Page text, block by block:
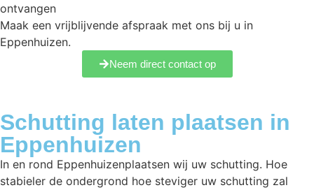
ontvangen
Maak een vrijblijvende afspraak met ons bij u in
Eppenhuizen.
Neem direct contact op
Schutting laten plaatsen in
Eppenhuizen
In en rond Eppenhuizenplaatsen wij uw schutting. Hoe
stabieler de ondergrond hoe steviger uw schutting zal